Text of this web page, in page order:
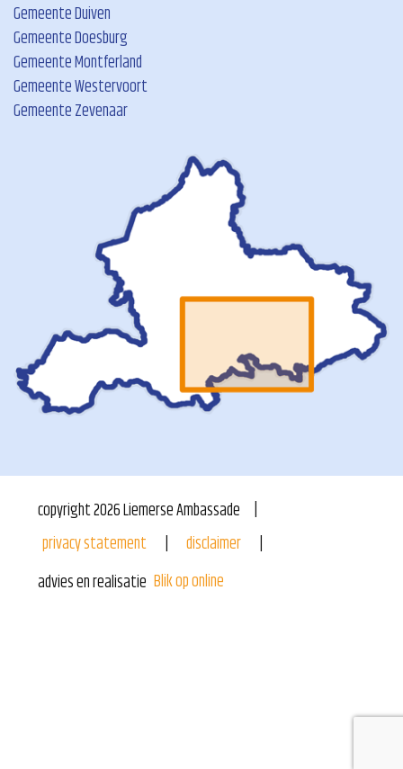
Gemeente Duiven
Gemeente Doesburg
Gemeente Montferland
Gemeente Westervoort
Gemeente Zevenaar
copyright2026Liemerse Ambassade
privacy statement
disclaimer
advies en realisatie Blik op online